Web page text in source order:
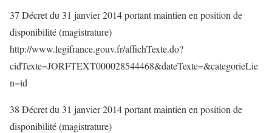
37 Décret du 31 janvier 2014 portant maintien en position de
disponibilité (magistrature)
http://www.legifrance.gouv.fr/affichTexte.do?
cidTexte=JORFTEXT000028544468&dateTexte=&categorieLie
n=id
38 Décret du 31 janvier 2014 portant maintien en position de
disponibilité (magistrature)